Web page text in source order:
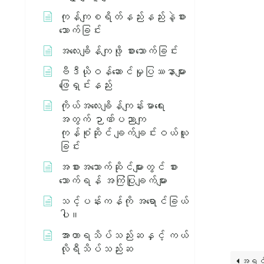
ကုန်ကျစရိတ်နည်းနည်းနဲ့စား
သောက်ခြင်း
အလေးချိန်ကျဖို့ စားသောက်ခြင်း
ဗီဒီယိုဝန်ဆောင်မှုပြဿနာများ
ဖြေရှင်းနည်း
ကိုယ်အလေးချိန်ကျန်းမာရေး
အတွက် ဉာဏ်ပညာကျ
ကုန်စုံဆိုင် ချက်ချင်းဝယ်ယူ
ခြင်း
အစားအသောက်ဆိုင်များတွင် စား
သောက်ရန် အကြံပြုချက်များ
သင့်ပန်းကန်ကို အရောင်ခြယ်
ပါ။
အာဟာရသိပ်သည်းဆနှင့် ကယ်
လိုရီသိပ်သည်းဆ
အရ